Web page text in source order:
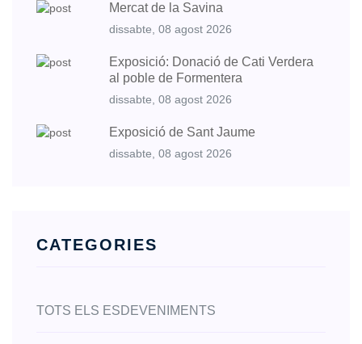
Mercat de la Savina
dissabte, 08 agost 2026
Exposició: Donació de Cati Verdera
al poble de Formentera
dissabte, 08 agost 2026
Exposició de Sant Jaume
dissabte, 08 agost 2026
CATEGORIES
TOTS ELS ESDEVENIMENTS